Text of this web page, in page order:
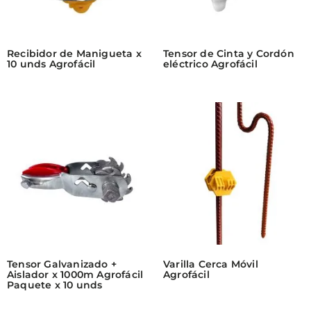
Recibidor de Manigueta x
10 unds Agrofácil
Tensor de Cinta y Cordón
eléctrico Agrofácil
Tensor Galvanizado +
Aislador x 1000m Agrofácil
Paquete x 10 unds
Varilla Cerca Móvil
Agrofácil